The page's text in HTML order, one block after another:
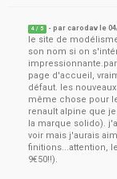
4 / 5 - parcarodav le
le site de
son nom si on
page d'accueil,
défaut. les
même chose pour
renault alpine que
la marque solido).
voir mais j'aurais
finitions...attention,
9€50!!).